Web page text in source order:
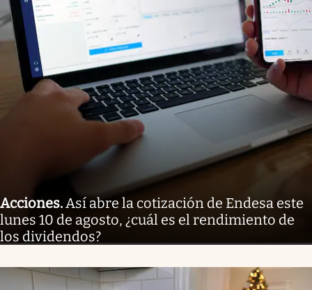
Acciones.Así abre la cotización de Endesa este
lunes 10 de agosto, ¿cuál es el rendimiento de
los dividendos?